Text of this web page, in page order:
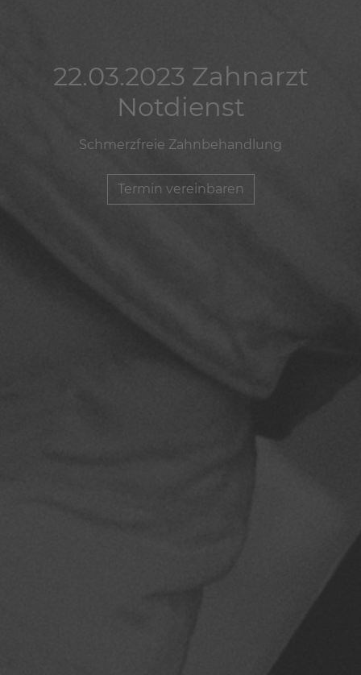
22.03.2023 Zahnarzt
Notdienst
Schmerzfreie Zahnbehandlung
Termin vereinbaren
22.03.2023 Zahnarzt
Notdienst
Schmerzfreie Zahnbehandlung
Termin vereinbaren
22.03.2023 Zahnarzt
Notdienst
Schmerzfreie Zahnbehandlung
Termin vereinbaren